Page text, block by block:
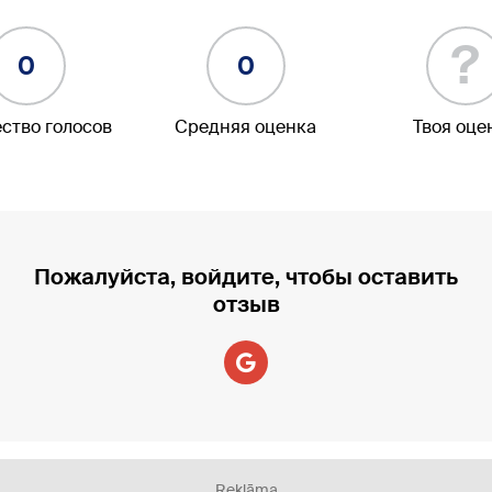
0
голосов
0
Средняя оценка
?
Твоя
Пожалуйста, войдите, чтобы оставить
отзыв